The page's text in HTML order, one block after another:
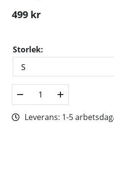
499 kr
Storlek:
Leverans: 1-5